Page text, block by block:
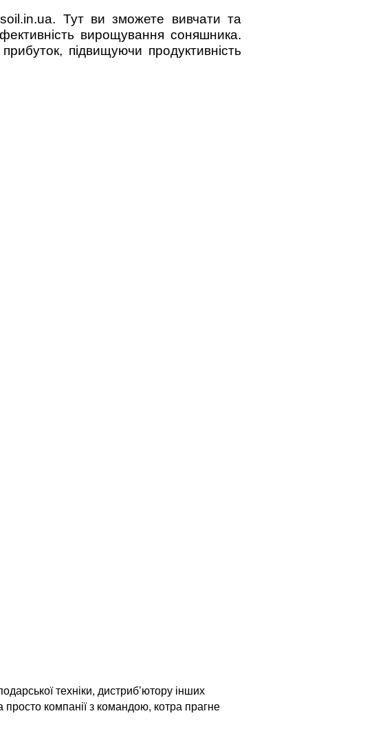
Тут ви зможете вивчати та
вирощування соняшника.
підвищуючи продуктивність
техніки, дистриб’ютору інших
просто компанії з командою, котра прагне